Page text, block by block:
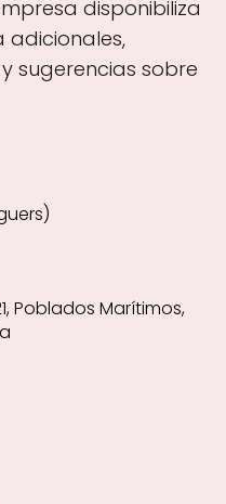
disponibiliza
sugerencias sobre
Poblados Marítimos,